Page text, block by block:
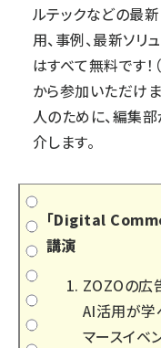
ルテックなどの最
用、事例、最新ソリ
はすべて無料です！
から参加いただけ
人のために、編集
介します。
「Digital
講演
ZOZOの広
AI活用が学
マースイベ